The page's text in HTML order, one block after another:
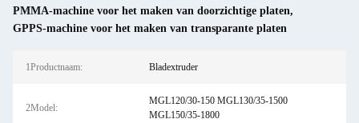
PMMA-machine voor het maken van doorzichtige platen,
GPPS-machine voor het maken van transparante platen
1Productnaam: Bladextruder
2Model:
MGL120/30-150 MGL130/35-1500
MGL150/35-1800